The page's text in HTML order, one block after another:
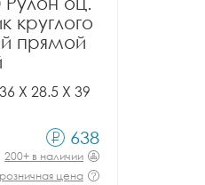
круглого
прямой
X 28.5 X 39
638
200+ в наличии
розничная цена